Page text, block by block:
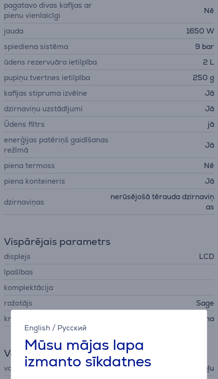
English / Русский
Mūsu mājas lapa
izmanto sīkdatnes
pagatavo divas kafijas ar
pienu vienlaicīgi
Nē
jauda
1650 W
spiediena sistēma
9 bar
ūdens rezervuāra ietilpība
2 L
pupiņu tvertnes ietilpība
250 g
kafijas stipruma izvēlne
Jā
dzirnaviņu uzstādījumi
Jā
Ūdens filtrs
jā
enerģijas patēriņš gaidīšanas
režīmā
Jā
piena termoss
Nē
piena konteineris
Jā
dzirnaviņas
nerūsējošā tērauda dzirnaviņ
as
Vispārējais parametrs
displejs
LCD
īpašības
komplektācija
ražotājs
Sage
krāsa
melna
Valoda
valodas Angļu